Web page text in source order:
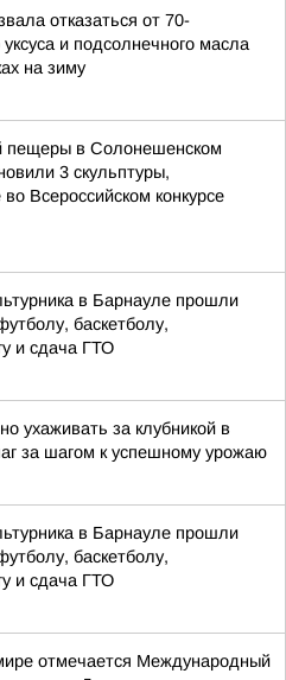
отказаться от 70-
уксуса и подсолнечного масла
на зиму
пещеры в Солонешенском
3 скульптуры,
Всероссийском конкурсе
в Барнауле прошли
баскетболу,
и сдача ГТО
ухаживать за клубникой в
за шагом к успешному урожаю
в Барнауле прошли
баскетболу,
и сдача ГТО
отмечается Международный